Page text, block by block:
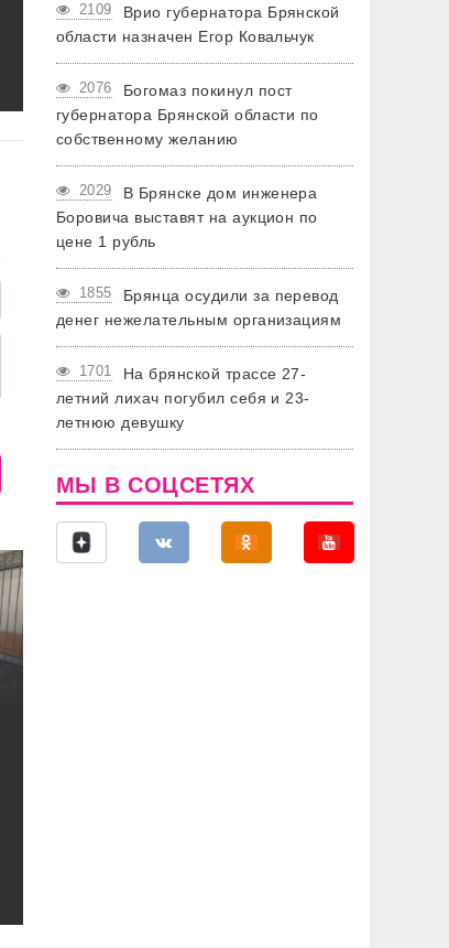
2109
Врио губернатора Брянской
области назначен Егор Ковальчук
2076
Богомаз покинул пост
губернатора Брянской области по
собственному желанию
2029
В Брянске дом инженера
Боровича выставят на аукцион по
цене 1 рубль
1855
Брянца осудили за перевод
денег нежелательным организациям
1701
На брянской трассе 27-
летний лихач погубил себя и 23-
летнюю девушку
МЫ В СОЦСЕТЯХ